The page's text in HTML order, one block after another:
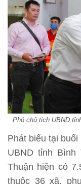
Phó chủ tịch UBND
Phát biểu tại
UBND tỉnh Bình
Thuận hiện có
thuộc 36 xã,